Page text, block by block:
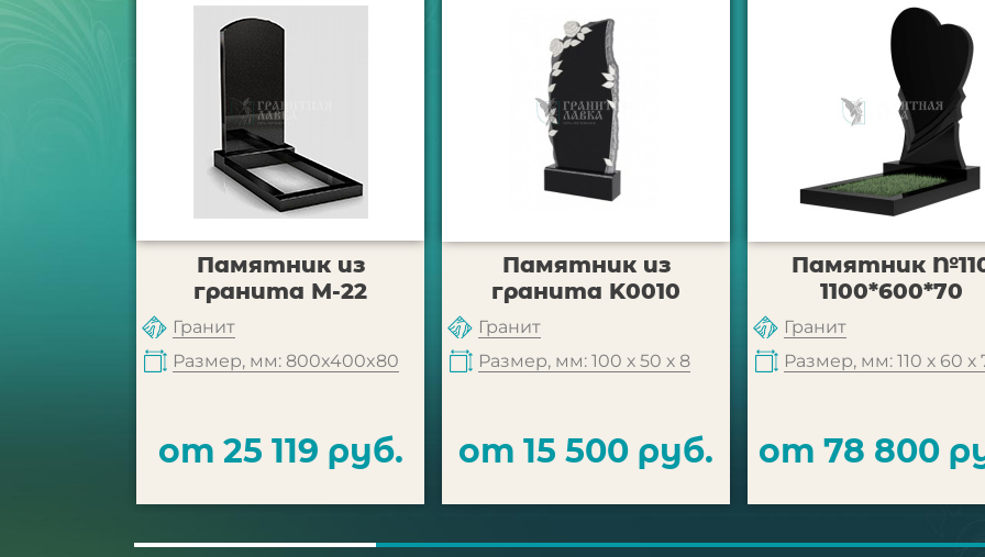
Памятник из
гранита М-22
Гранит
Размер, мм: 800x400x80
от 25 119 руб.
Памятник из
гранита K0010
Гранит
Размер, мм: 100 х 50 х 8
от 15 500 руб.
Памятник
1100*600*70
Гранит
Размер, мм: 110 х 60 х
от 78 800